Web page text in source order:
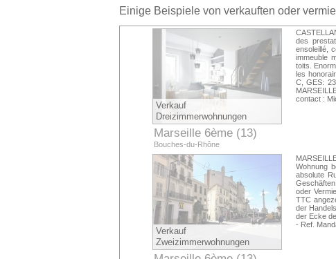
Einige Beispiele von verkauften oder
Verkauf
Dreizimmerwohnungen
Marseille 6ème (13)
Bouches-du-Rhône
des
ensoleillé,
immeuble
toits.
les
C, GES:
contact :
Verkauf
Zweizimmerwohnungen
Wohnung
absolute
oder
TTC
der
der Ecke
- Ref.